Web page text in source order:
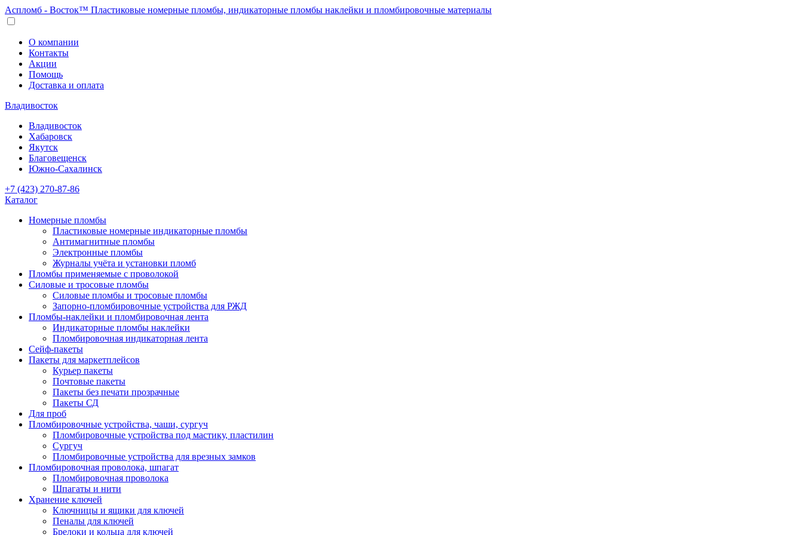
Аспломб - Восток™ Пластиковые номерные пломбы, индикаторные пломбы наклейки и пломбировочные материалы
О компании
Контакты
Акции
Помощь
Доставка и оплата
Владивосток
Владивосток
Хабаровск
Якутск
Благовещенск
Южно-Сахалинск
+7 (423) 270-87-86
Каталог
Номерные пломбы
Пластиковые номерные индикаторные пломбы
Антимагнитные пломбы
Электронные пломбы
Журналы учёта и установки пломб
Пломбы применяемые с проволокой
Силовые и тросовые пломбы
Силовые пломбы и тросовые пломбы
Запорно-пломбировочные устройства для РЖД
Пломбы-наклейки и пломбировочная лента
Индикаторные пломбы наклейки
Пломбировочная индикаторная лента
Сейф-пакеты
Пакеты для маркетплейсов
Курьер пакеты
Почтовые пакеты
Пакеты без печати прозрачные
Пакеты СД
Для проб
Пломбировочные устройства, чаши, сургуч
Пломбировочные устройства под мастику, пластилин
Сургуч
Пломбировочные устройства для врезных замков
Пломбировочная проволока, шпагат
Пломбировочная проволока
Шпагаты и нити
Хранение ключей
Ключницы и ящики для ключей
Пеналы для ключей
Брелоки и кольца для ключей